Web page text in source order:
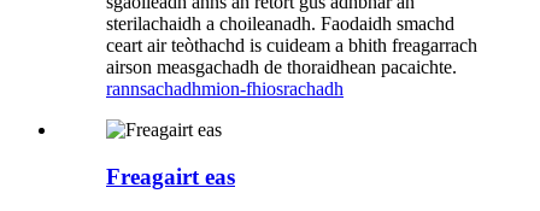
sterilachaidh a choileanadh. Faodaidh smachd
ceart air teòthachd is cuideam a bhith freagarrach
airson measgachadh de thoraidhean pacaichte.
rannsachadhmion-fhiosrachadh
Freagairt eas